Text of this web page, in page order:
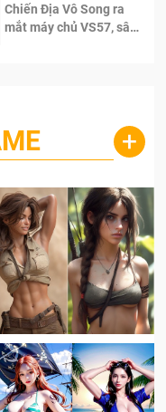
Chiến Địa Vô Song ra
mắt máy chủ VS57, sân
+
vừa xinh dưới nét vẽ
đẹp One Piece